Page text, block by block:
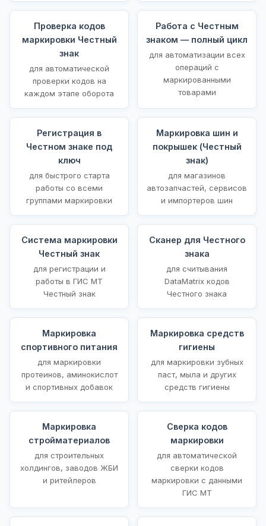
Проверка кодов
маркировки Честный
знак
для автоматической
проверки кодов на
каждом этапе оборота
Работа с Честным
знаком — полный цикл
для автоматизации всех
операций с
маркированными
товарами
Регистрация в
Честном знаке под
ключ
для быстрого старта
работы со всеми
группами маркировки
Маркировка шин и
покрышек (Честный
знак)
для магазинов
автозапчастей, сервисов
и импортеров шин
Система маркировки
Честный знак
для регистрации и
работы в ГИС МТ
Честный знак
Сканер для Честного
знака
для считывания
DataMatrix кодов
Честного знака
Маркировка
спортивного питания
для маркировки
протеинов, аминокислот
и спортивных добавок
Маркировка средств
гигиены
для маркировки зубных
паст, мыла и других
средств гигиены
Маркировка
стройматериалов
для строительных
холдингов, заводов ЖБИ
и ритейлеров
Сверка кодов
маркировки
для автоматической
сверки кодов
маркировки с данными
ГИС МТ